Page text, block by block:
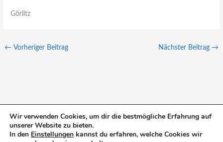
Görlitz
← Vorheriger Beitrag Nächster Beitrag →
S
Wir verwenden Cookies, um dir die bestmögliche Erfahrung auf
unserer Website zu bieten.
In den Einstellungen kannst du erfahren, welche Cookies wir